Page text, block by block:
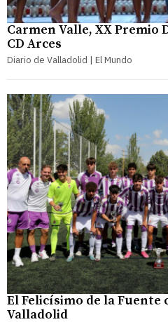
Carmen Valle, XX Premio
CD Arces
Diario de Valladolid | El Mundo
El Felicísimo de la Fuente
Valladolid